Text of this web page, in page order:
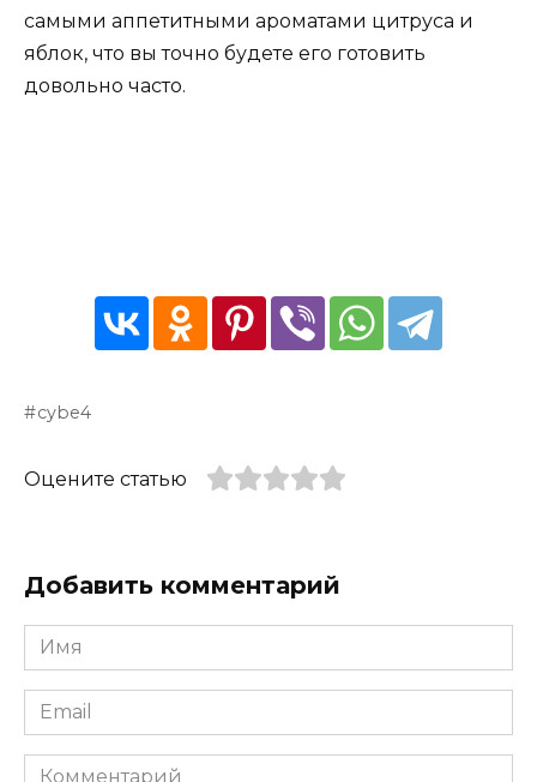
самыми аппетитными ароматами цитруса и
яблок, что вы точно будете его готовить
довольно часто.
cybe4
Оцените статью
Добавить комментарий
Имя
*
Email
*
Комментарий